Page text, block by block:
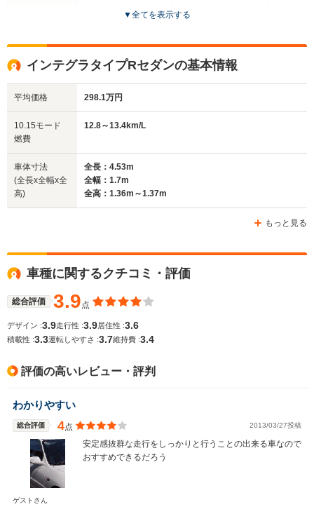
サイズ
(全長x全幅x全高)
WLTCモード
燃費
1.37m～1.39m
全幅
1.7m
2ドア
全高
1.26m
▼全てを表示する
インテグラタイプRセダンの基本情報
平均価格 298.1万円
10.15モード
燃費
12.8～13.4km/L
車体寸法
(全長x全幅x全
高)
全長：4.53m
全幅：1.7m
全高：1.36m～1.37m
もっと見る
車種に関するクチコミ・評価
総合評価 3.9 点
デザイン :3.9走行性 :3.9居住性 :3.6
積載性 :3.3運転しやすさ :3.7維持費 :3.4
評価の高いレビュー・評判
わかりやすい
総合評価 4点 2013/03/27投稿
安定感抜群な走行をしっかりと行うことの出来る車なので
おすすめできるだろう
ゲストさん